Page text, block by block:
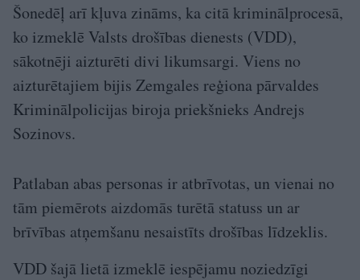
Šonedēļ arī kļuva zināms, ka citā kriminālprocesā,
ko izmeklē Valsts drošības dienests (VDD),
sākotnēji aizturēti divi likumsargi. Viens no
aizturētajiem bijis Zemgales reģiona pārvaldes
Kriminālpolicijas biroja priekšnieks Andrejs
Sozinovs.
Patlaban abas personas ir atbrīvotas, un vienai no
tām piemērots aizdomās turētā statuss un ar
brīvības atņemšanu nesaistīts drošības līdzeklis.
VDD šajā lietā izmeklē iespējamu noziedzīgi